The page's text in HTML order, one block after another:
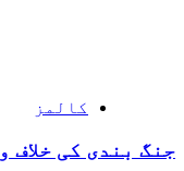
کالمز
جنگ بندی کی خلاف